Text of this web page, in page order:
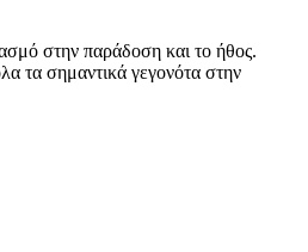
στην παράδοση και το ήθος.
τα σημαντικά γεγονότα στην